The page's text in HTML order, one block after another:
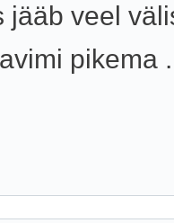
jääb veel
pikema